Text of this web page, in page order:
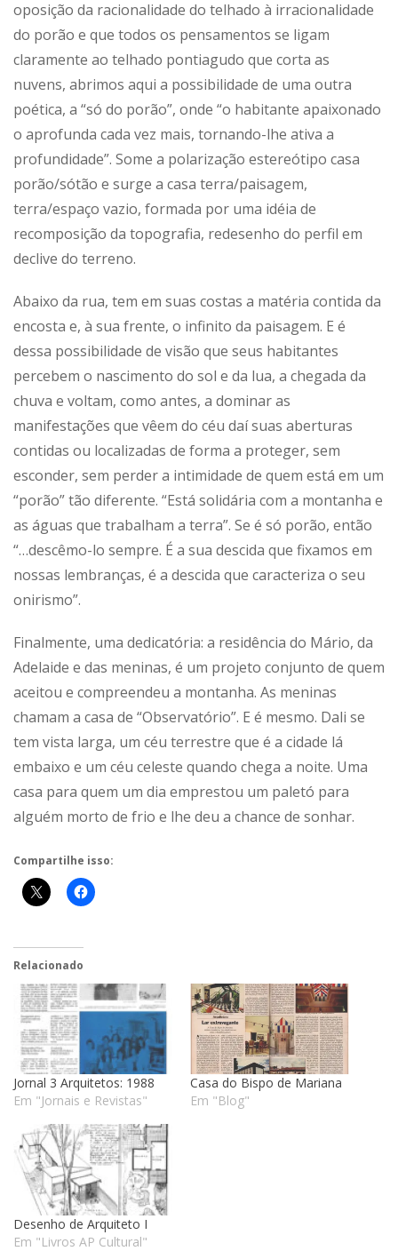
oposição da racionalidade do telhado à irracionalidade
do porão e que todos os pensamentos se ligam
claramente ao telhado pontiagudo que corta as
nuvens, abrimos aqui a possibilidade de uma outra
poética, a “só do porão”, onde “o habitante apaixonado
o aprofunda cada vez mais, tornando-lhe ativa a
profundidade”. Some a polarização estereótipo casa
porão/sótão e surge a casa terra/paisagem,
terra/espaço vazio, formada por uma idéia de
recomposição da topografia, redesenho do perfil em
declive do terreno.
Abaixo da rua, tem em suas costas a matéria contida da
encosta e, à sua frente, o infinito da paisagem. E é
dessa possibilidade de visão que seus habitantes
percebem o nascimento do sol e da lua, a chegada da
chuva e voltam, como antes, a dominar as
manifestações que vêem do céu daí suas aberturas
contidas ou localizadas de forma a proteger, sem
esconder, sem perder a intimidade de quem está em um
“porão” tão diferente. “Está solidária com a montanha e
as águas que trabalham a terra”. Se é só porão, então
“…descêmo-lo sempre. É a sua descida que fixamos em
nossas lembranças, é a descida que caracteriza o seu
onirismo”.
Finalmente, uma dedicatória: a residência do Mário, da
Adelaide e das meninas, é um projeto conjunto de quem
aceitou e compreendeu a montanha. As meninas
chamam a casa de “Observatório”. E é mesmo. Dali se
tem vista larga, um céu terrestre que é a cidade lá
embaixo e um céu celeste quando chega a noite. Uma
casa para quem um dia emprestou um paletó para
alguém morto de frio e lhe deu a chance de sonhar.
Compartilhe isso:
Relacionado
Jornal 3 Arquitetos: 1988
Em "Jornais e Revistas"
Casa do Bispo de Mariana
Em "Blog"
Desenho de Arquiteto I
Em "Livros AP Cultural"